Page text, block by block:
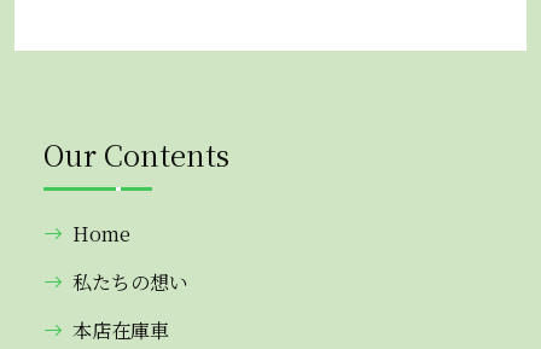
Our Contents
Home
私たちの想い
本店在庫車